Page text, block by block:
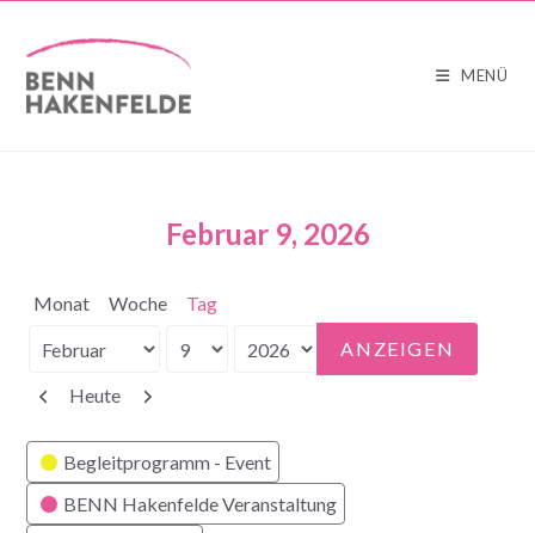
MENÜ
Februar 9, 2026
Monat Woche Tag
Monat
Tag
Jahr
Zurück
Heute Weiter
Kategorien
Begleitprogramm - Event
BENN Hakenfelde Veranstaltung